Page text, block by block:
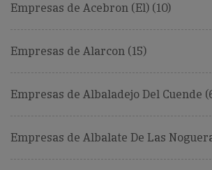
Empresas de Acebron (El) (10)
Empresas de Alarcon (15)
Empresas de Albaladejo Del Cuende
Empresas de Albalate De Las